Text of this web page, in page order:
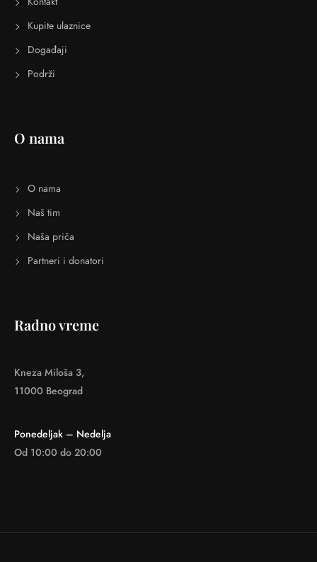
Kupite ulaznice
Događaji
Podrži
O nama
O nama
Naš tim
Naša priča
Partneri i donatori
Radno vreme
Kneza Miloša 3,
11000 Beograd
Ponedeljak – Nedelja
Od 10:00 do 20:00